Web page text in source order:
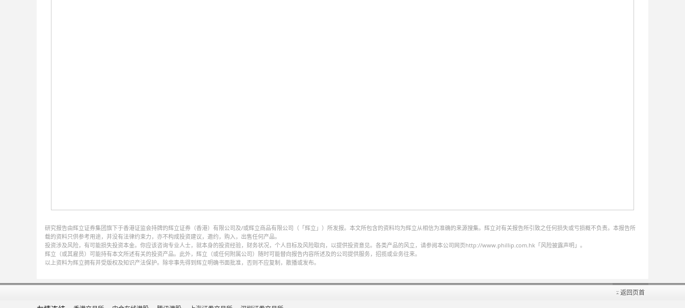
研究报告由辉立证券集团旗下于香港证监会持牌的辉立证券（香港）有限公司及/或辉立商品有限公司（「辉立」）所发报。本文所包含的资料均为辉立从相信为准确的来源搜集。辉立对有关报告所引致之任何损失或亏损概不负责。本报告所
载的资料只供参考用途，并没有法律约束力，亦不构成投资建议，邀约，购入，出售任何产品。
投资涉及风险，有可能损失投资本金。你应该咨询专业人士，就本身的投资经验，财务状况，个人目标及风险取向，以提供投资意见。各类产品的风立，请参阅本公司网页http://www.phillip.com.hk「风险披露声明」。
辉立（或其雇员）可能持有本文所述有关的投资产品。此外，辉立（或任何附属公司）随时可能替向报告内容所述及的公司提供服务，招揽或业务往来。
以上资料为辉立拥有并受版权及知识产法保护。除非事先得到辉立明确书面批准，否则不应复制，散播或发布。
返回页首